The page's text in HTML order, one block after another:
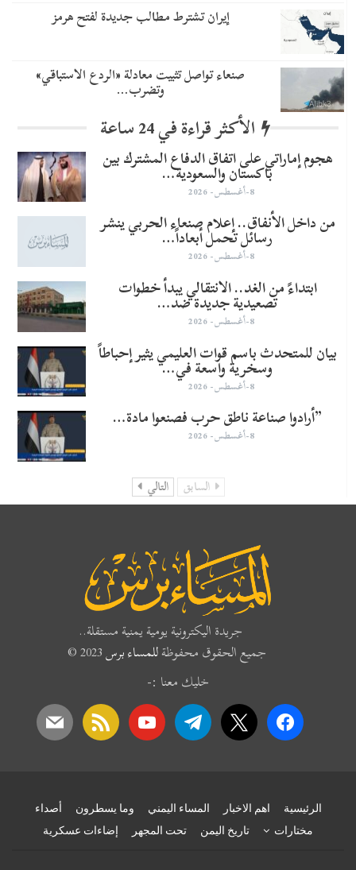
إيران تشترط مطالب جديدة لفتح هرمز
صنعاء تواصل تثبيت معادلة «الردع الاستباقي»
وتضرب…
الأكثر قراءة في 24 ساعة
هجوم إماراتي على اتفاق الدفاع المشترك بين
باكستان والسعودية…
8-أغسطس- 2026
من داخل الأنفاق.. إعلام صنعاء الحربي ينشر
رسائل تحمل أبعاداً…
8-أغسطس- 2026
​ابتداءً من الغد.. الانتقالي يبدأ خطوات
تصعيدية جديدة ضد…
8-أغسطس- 2026
بيان للمتحدث باسم قوات العليمي يثير إحباطاً
وسخرية واسعة في…
8-أغسطس- 2026
​”أرادوا صناعة ناطق حرب فصنعوا مادة…
8-أغسطس- 2026
السابق التالي
جريدة اليكترونية يومية يمنية مستقلة..
جميع الحقوق محفوظةللمساء برس
خليك معنا :-
facebook
x
telegram
youtube
rss
mail
الرئيسية اهم الاخبار المساء اليمني وما يسطرون
أصداء
مختارات
تاريخ اليمن تحت المجهر إضاءات عسكرية